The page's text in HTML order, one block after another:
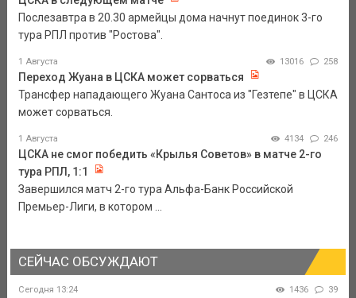
Послезавтра в 20.30 армейцы дома начнут поединок 3-го
тура РПЛ против "Ростова".
1 Августа 13016 258
Переход Жуана в ЦСКА может сорваться
Трансфер нападающего Жуана Сантоса из "Гезтепе" в ЦСКА
может сорваться.
1 Августа 4134 246
ЦСКА не смог победить «Крылья Советов» в матче 2-го
тура РПЛ, 1:1
Завершился матч 2-го тура Альфа-Банк Российской
Премьер-Лиги, в котором ...
СЕЙЧАС ОБСУЖДАЮТ
Сегодня 13:24 1436 39